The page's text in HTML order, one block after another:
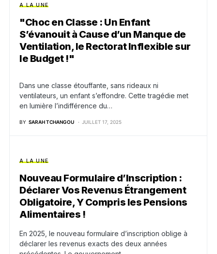
A LA UNE
"Choc en Classe : Un Enfant
S’évanouit à Cause d’un Manque de
Ventilation, le Rectorat Inflexible sur
le Budget !"
Dans une classe étouffante, sans rideaux ni
ventilateurs, un enfant s’effondre. Cette tragédie met
en lumière l’indifférence du…
BY SARAH TCHANGOU JUILLET 17, 2025
A LA UNE
Nouveau Formulaire d’Inscription :
Déclarer Vos Revenus Étrangement
Obligatoire, Y Compris les Pensions
Alimentaires !
En 2025, le nouveau formulaire d’inscription oblige à
déclarer les revenus exacts des deux années